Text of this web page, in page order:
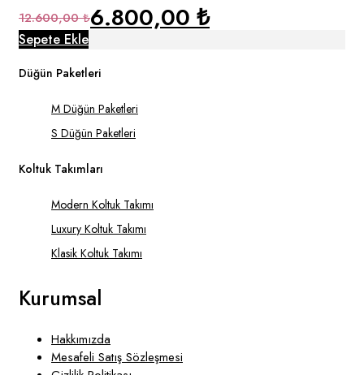
12.600,00₺
Orijinal
fiyat:
12.600,00 ₺.
6.800,00 ₺
Şu
andaki
fiyat:
6.800,00 ₺.
Sepete Ekle
Düğün Paketleri
M Düğün Paketleri
S Düğün Paketleri
Koltuk Takımları
Modern Koltuk Takımı
Luxury Koltuk Takımı
Klasik Koltuk Takımı
Kurumsal
Hakkımızda
Mesafeli Satış Sözleşmesi